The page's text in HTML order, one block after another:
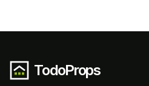
TodoProps